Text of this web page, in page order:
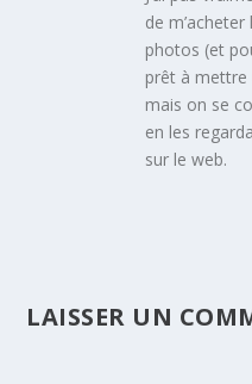
de m’acheter
photos (et
prêt à mettre
mais on se
en les
sur le web.
LAISSER UN